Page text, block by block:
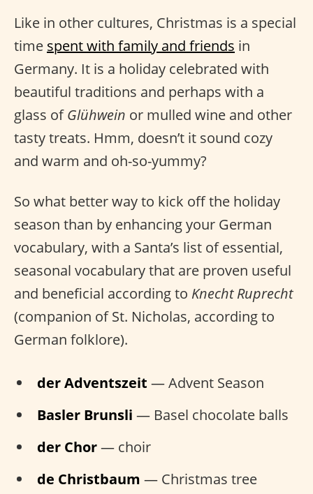
Like in other cultures, Christmas is a special
time spent with family and friends in
Germany. It is a holiday celebrated with
beautiful traditions and perhaps with a
glass ofGlühwein or mulled wine and other
tasty treats. Hmm, doesn’t it sound cozy
and warm and oh-so-yummy?
So what better way to kick off the holiday
season than by enhancing your German
vocabulary, with a Santa’s list of essential,
seasonal vocabulary that are proven useful
and beneficial according to Knecht Ruprecht
(companion of St. Nicholas, according to
German folklore).
der Adventszeit — Advent Season
Basler Brunsli — Basel chocolate balls
der Chor— choir
de Christbaum — Christmas tree